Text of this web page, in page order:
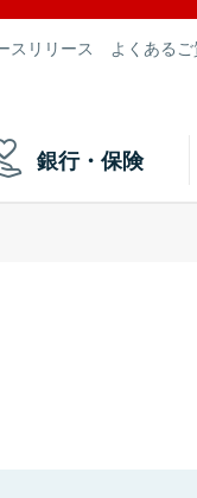
スリリース よくある
銀行・保険